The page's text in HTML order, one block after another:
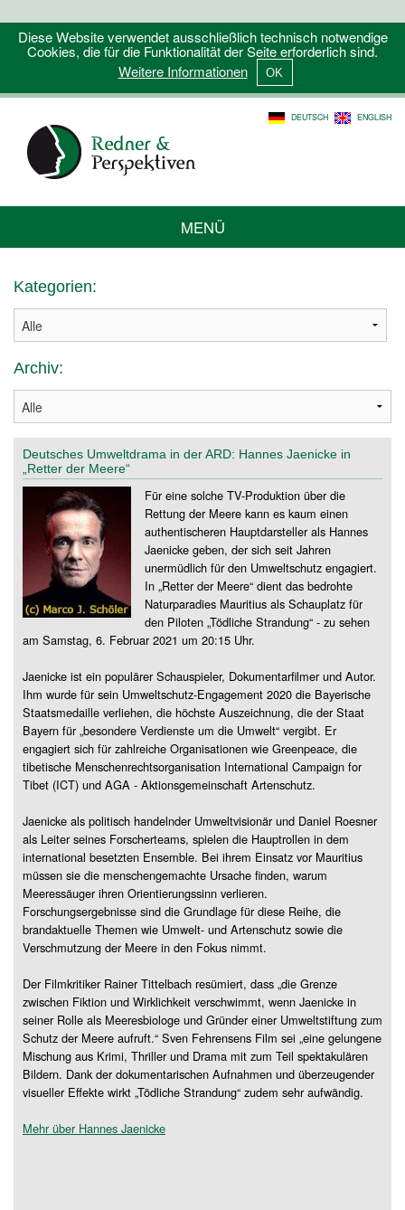
Diese Website verwendet ausschließlich technisch notwendige
Cookies, die für die Funktionalität der Seite erforderlich sind.
Weitere Informationen
DEUTSCH ENGLISH
MENÜ
Kategorien:
Archiv:
Deutsches Umweltdrama in der ARD: Hannes Jaenicke in
„Retter der Meere“
Für eine solche TV-Produktion über die
Rettung der Meere kann es kaum einen
authentischeren Hauptdarsteller als Hannes
Jaenicke geben, der sich seit Jahren
unermüdlich für den Umweltschutz engagiert.
In „Retter der Meere“ dient das bedrohte
Naturparadies Mauritius als Schauplatz für
den Piloten „Tödliche Strandung“ - zu sehen
am Samstag, 6. Februar 2021 um 20:15 Uhr.
Jaenicke ist ein populärer Schauspieler, Dokumentarfilmer und Autor.
Ihm wurde für sein Umweltschutz-Engagement 2020 die Bayerische
Staatsmedaille verliehen, die höchste Auszeichnung, die der Staat
Bayern für „besondere Verdienste um die Umwelt“ vergibt. Er
engagiert sich für zahlreiche Organisationen wie Greenpeace, die
tibetische Menschenrechtsorganisation International Campaign for
Tibet (ICT) und AGA - Aktionsgemeinschaft Artenschutz.
Jaenicke als politisch handelnder Umweltvisionär und Daniel Roesner
als Leiter seines Forscherteams, spielen die Hauptrollen in dem
international besetzten Ensemble. Bei ihrem Einsatz vor Mauritius
müssen sie die menschengemachte Ursache finden, warum
Meeressäuger ihren Orientierungssinn verlieren.
Forschungsergebnisse sind die Grundlage für diese Reihe, die
brandaktuelle Themen wie Umwelt- und Artenschutz sowie die
Verschmutzung der Meere in den Fokus nimmt.
Der Filmkritiker Rainer Tittelbach resümiert, dass „die Grenze
zwischen Fiktion und Wirklichkeit verschwimmt, wenn Jaenicke in
seiner Rolle als Meeresbiologe und Gründer einer Umweltstiftung zum
Schutz der Meere aufruft.“ Sven Fehrensens Film sei „eine gelungene
Mischung aus Krimi, Thriller und Drama mit zum Teil spektakulären
Bildern. Dank der dokumentarischen Aufnahmen und überzeugender
visueller Effekte wirkt „Tödliche Strandung“ zudem sehr aufwändig.
Mehr über Hannes Jaenicke